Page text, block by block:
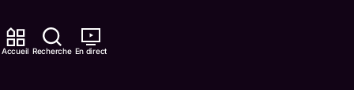
Accueil Recherche En direct
ONFR